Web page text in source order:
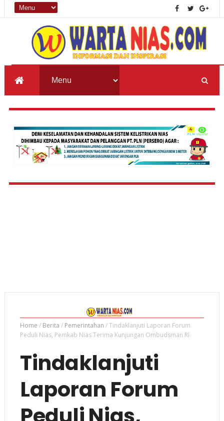
Home / Berita / Pemerintahan /Tindaklanjuti Laporan Forum
Peduli Nias, Pemkab Nias Terima Kunjungan Ombudsman RI
Tindaklanjuti
Laporan Forum